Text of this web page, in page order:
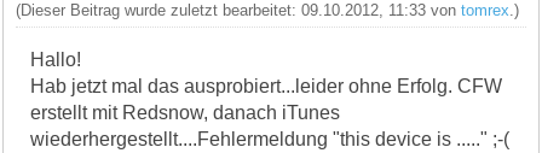
(Dieser Beitrag wurde zuletzt bearbeitet: 09.10.2012, 11:33 vontomrex .)
Hallo!
Hab jetzt mal das ausprobiert...leider ohne Erfolg. CFW
erstellt mit Redsnow, danach iTunes
wiederhergestellt....Fehlermeldung "this device is ....." ;-(